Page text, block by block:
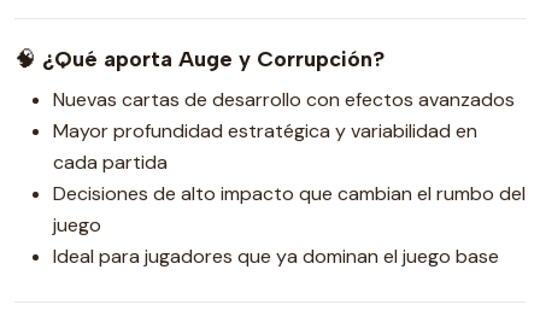
🧠 ¿Qué aporta Auge y Corrupción?
Nuevas cartas de desarrollo con efectos avanzados
Mayor profundidad estratégica y variabilidad en
cada partida
Decisiones de alto impacto que cambian el rumbo del
juego
Ideal para jugadores que ya dominan el juego base